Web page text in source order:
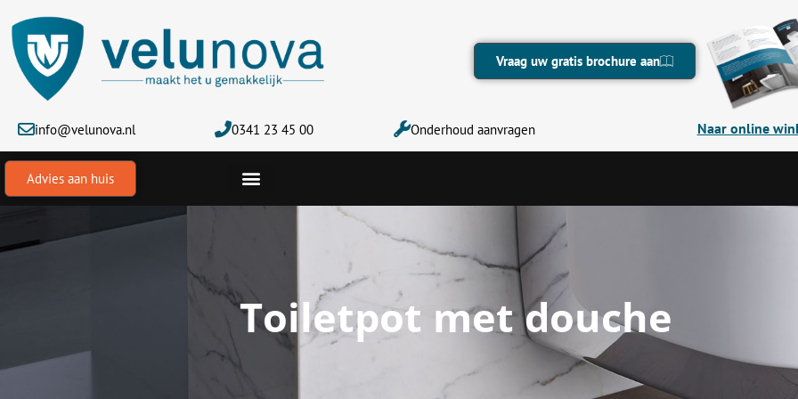
naar
inhoud
Vraag uw gratis brochure aan
info@velunova.nl 0341 23 45 00 Onderhoud aanvragen Naar online
Advies aan huis
Toiletpot met douche